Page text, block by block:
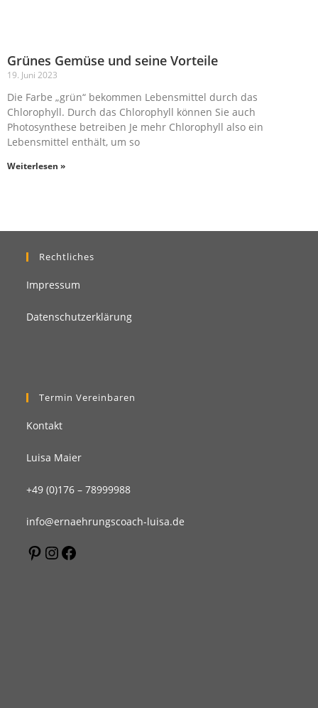
Grünes Gemüse und seine Vorteile
19. Juni 2023
Die Farbe „grün“ bekommen Lebensmittel durch das
Chlorophyll. Durch das Chlorophyll können Sie auch
Photosynthese betreiben Je mehr Chlorophyll also ein
Lebensmittel enthält, um so
Weiterlesen »
Rechtliches
Impressum
Datenschutzerklärung
Termin Vereinbaren
Kontakt
Luisa Maier
+49 (0)176 – 78999988
info@ernaehrungscoach-luisa.de